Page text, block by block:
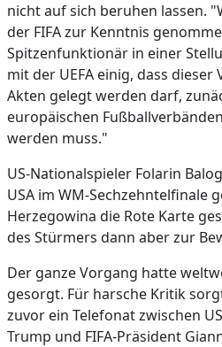
nicht auf sich beruhen lassen.
der FIFA zur Kenntnis
Spitzenfunktionär in einer
mit der UEFA einig, dass
Akten gelegt werden darf,
europäischen
werden muss."
US-Nationalspieler Folarin
USA im WM-Sechzehntelfinale
Herzegowina die Rote Karte
des Stürmers dann aber zur
Der ganze Vorgang hatte
gesorgt. Für harsche Kritik
zuvor ein Telefonat zwischen
Trump und FIFA-Präsident